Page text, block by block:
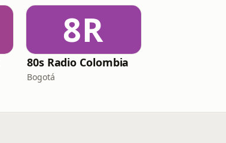
8R
80s Radio Colombia
Bogotá